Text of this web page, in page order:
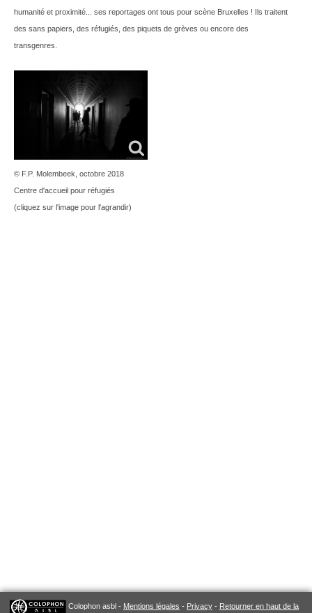
humanité et proximité... ses reportages ont tous pour scène Bruxelles ! Ils traitent
des sans papiers, des réfugiés, des piquets de grèves ou encore des
transgenres.
© F.P. Molembeek, octobre 2018
Centre d'accueil pour réfugiés
(cliquez sur l'image pour l'agrandir)
Colophon asbl - Mentions légales - Privacy - Retourner en haut de la